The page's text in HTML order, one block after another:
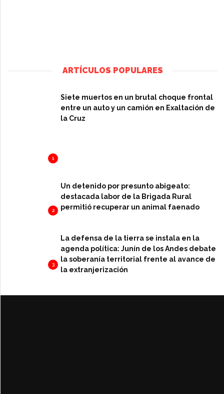
ARTÍCULOS POPULARES
1
Siete muertos en un brutal choque frontal
entre un auto y un camión en Exaltación de
la Cruz
2
Un detenido por presunto abigeato:
destacada labor de la Brigada Rural
permitió recuperar un animal faenado
3
La defensa de la tierra se instala en la
agenda política: Junín de los Andes debate
la soberanía territorial frente al avance de
la extranjerización